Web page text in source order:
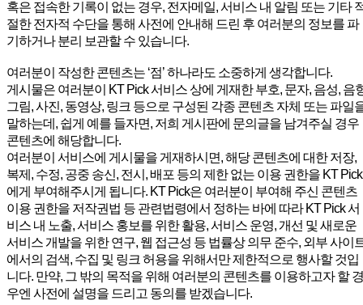
혹은 접속한 기록이 없는 경우, 전자메일, 서비스 내 알림 또는 기타
절한 전자적 수단을 통해 사전에 안내해 드린 후 여러분의 정보를 파
기하거나 분리 보관할 수 있습니다.
여러분이 작성한 콘텐츠는 ‘점’ 하나라도 소중하게 생각합니다.
게시물은 여러분이 KT Pick 서비스 상에 게재한 부호, 문자, 음성, 음
그림, 사진, 동영상, 링크 등으로 구성된 각종 콘텐츠 자체 또는 파일
말하는데, 쉽게 예를 들자면, 저희 게시판에 문의글을 남겨주실 경우
콘텐츠에 해당합니다.
여러분이 서비스에 게시물을 게재하시면, 해당 콘텐츠에 대한 저장,
복제, 수정, 공중 송신, 전시, 배포 등의 제한 없는 이용 권한을 KT Pick
에게 부여해주시게 됩니다. KT Pick은 여러분이 부여해 주신 콘텐츠
이용 권한을 저작권법 등 관련법령에서 정하는 바에 따라 KT Pick 서
비스 내 노출, 서비스 홍보를 위한 활용, 서비스 운영, 개선 및 새로운
서비스 개발을 위한 연구, 웹 접근성 등 법률상 의무 준수, 외부 사이
에서의 검색, 수집 및 링크 허용을 위해서만 제한적으로 행사할 것입
니다. 만약, 그 밖의 목적을 위해 여러분의 콘텐츠를 이용하고자 할 경
우엔 사전에 설명을 드리고 동의를 받겠습니다.